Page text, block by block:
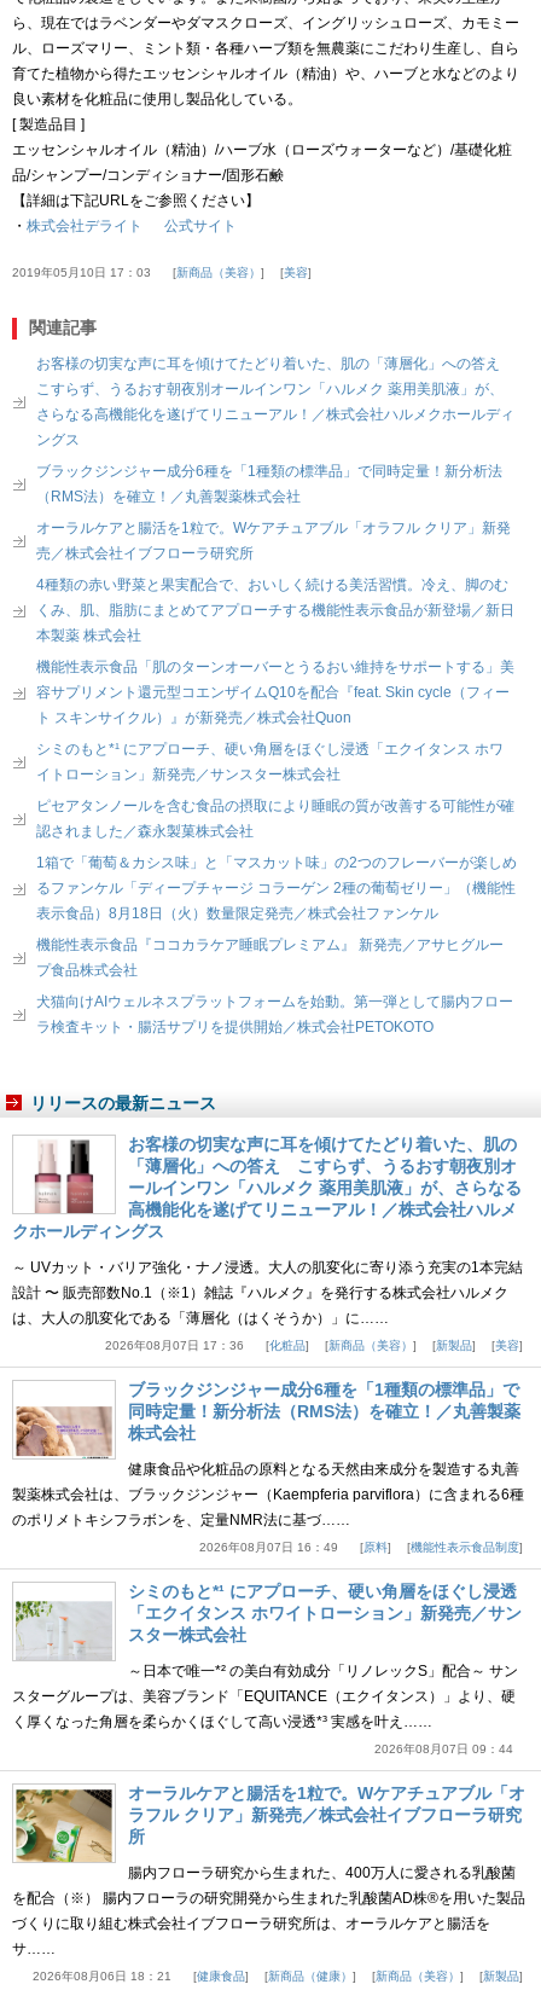
ら、現在ではラベンダーやダマスクローズ、イングリッシュローズ、カモミー
ル、ローズマリー、ミント類・各種ハーブ類を無農薬にこだわり生産し、自ら
育てた植物から得たエッセンシャルオイル（精油）や、ハーブと水などのより
良い素材を化粧品に使用し製品化している。
[ 製造品目 ]
エッセンシャルオイル（精油）/ハーブ水（ローズウォーターなど）/基礎化粧
品/シャンプー/コンディショナー/固形石鹸
【詳細は下記URLをご参照ください】
・ 株式会社デライト 公式サイト
2019年05月10日 17：03 新商品（美容） 美容
関連記事
お客様の切実な声に耳を傾けてたどり着いた、肌の「薄層化」への答え
こすらず、うるおす朝夜別オールインワン「ハルメク 薬用美肌液」が、
さらなる高機能化を遂げてリニューアル！／株式会社ハルメクホールディ
ングス
ブラックジンジャー成分6種を「1種類の標準品」で同時定量！新分析法
（RMS法）を確立！／丸善製薬株式会社
オーラルケアと腸活を1粒で。Wケアチュアブル「オラフル クリア」新発
売／株式会社イブフローラ研究所
4種類の赤い野菜と果実配合で、おいしく続ける美活習慣。冷え、脚のむ
くみ、肌、脂肪にまとめてアプローチする機能性表示食品が新登場／新日
本製薬 株式会社
機能性表示食品「肌のターンオーバーとうるおい維持をサポートする」美
容サプリメント還元型コエンザイムQ10を配合『feat. Skin cycle（フィー
ト スキンサイクル）』が新発売／株式会社Quon
シミのもと*¹ にアプローチ、硬い角層をほぐし浸透「エクイタンス ホワ
イトローション」新発売／サンスター株式会社
ピセアタンノールを含む食品の摂取により睡眠の質が改善する可能性が確
認されました／森永製菓株式会社
1箱で「葡萄＆カシス味」と「マスカット味」の2つのフレーバーが楽しめ
るファンケル「ディープチャージ コラーゲン 2種の葡萄ゼリー」（機能性
表示食品）8月18日（火）数量限定発売／株式会社ファンケル
機能性表示食品『ココカラケア睡眠プレミアム』 新発売／アサヒグルー
プ食品株式会社
犬猫向けAIウェルネスプラットフォームを始動。第一弾として腸内フロー
ラ検査キット・腸活サプリを提供開始／株式会社PETOKOTO
リリースの最新ニュース
お客様の切実な声に耳を傾けてたどり着いた、肌の
「薄層化」への答え こすらず、うるおす朝夜別オ
ールインワン「ハルメク 薬用美肌液」が、さらなる
高機能化を遂げてリニューアル！／株式会社ハルメ
クホールディングス
～ UVカット・バリア強化・ナノ浸透。大人の肌変化に寄り添う充実の1本完結
設計 〜 販売部数No.1（※1）雑誌『ハルメク』を発行する株式会社ハルメク
は、大人の肌変化である「薄層化（はくそうか）」に……
2026年08月07日 17：36 化粧品 新商品（美容） 新製品 美容
ブラックジンジャー成分6種を「1種類の標準品」で
同時定量！新分析法（RMS法）を確立！／丸善製薬
株式会社
健康食品や化粧品の原料となる天然由来成分を製造する丸善
製薬株式会社は、ブラックジンジャー（Kaempferia parviflora）に含まれる6種
のポリメトキシフラボンを、定量NMR法に基づ……
2026年08月07日 16：49 原料 機能性表示食品制度
シミのもと*¹ にアプローチ、硬い角層をほぐし浸透
「エクイタンス ホワイトローション」新発売／サン
スター株式会社
～日本で唯一*² の美白有効成分「リノレックS」配合～ サン
スターグループは、美容ブランド「EQUITANCE（エクイタンス）」より、硬
く厚くなった角層を柔らかくほぐして高い浸透*³ 実感を叶え……
2026年08月07日 09：44
オーラルケアと腸活を1粒で。Wケアチュアブル「オ
ラフル クリア」新発売／株式会社イブフローラ研究
所
腸内フローラ研究から生まれた、400万人に愛される乳酸菌
を配合（※） 腸内フローラの研究開発から生まれた乳酸菌AD株®を用いた製品
づくりに取り組む株式会社イブフローラ研究所は、オーラルケアと腸活を
サ……
2026年08月06日 18：21 健康食品 新商品（健康） 新商品（美容） 新製品